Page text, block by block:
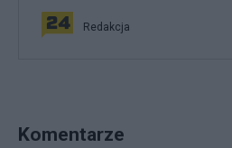
Redakcja
Komentarze